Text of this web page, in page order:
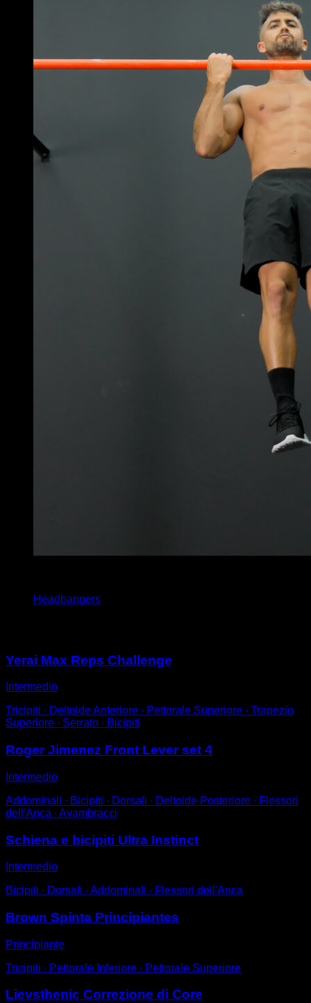
Headbangers
Yerai Max Reps Challenge
Intermedio
Tricipiti ∙ Deltoide Anteriore ∙ Pettorale Superiore ∙ Trapezio
Superiore ∙ Serrato ∙ Bicipiti
Roger Jimenez Front Lever set 4
Intermedio
Addominali ∙ Bicipiti ∙ Dorsali ∙ Deltoide Posteriore ∙ Flessori
dell'Anca ∙ Avambracci
Schiena e bicipiti Ultra Instinct
Intermedio
Bicipiti ∙ Dorsali ∙ Addominali ∙ Flessori dell'Anca
Brown Spinta Principiantes
Principiante
Tricipiti ∙ Pettorale Inferiore ∙ Pettorale Superiore
Lievsthenic Correzione di Core